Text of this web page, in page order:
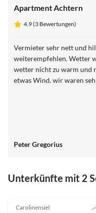
Apartment Achtern
4.9 (3 Bewertungen)
Vermieter sehr nett und
weiterempfehlen. Wetter
wetter nicht zu warm und
etwas Wind. wir waren
Peter Gregorius
Unterkünfte mit 2
Carolinensiel